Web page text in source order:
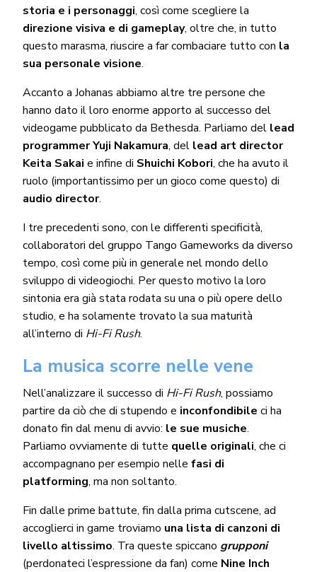
storia e i personaggi, così come scegliere la
direzione visiva e di gameplay, oltre che, in tutto
questo marasma, riuscire a far combaciare tutto con la
sua personale visione.
Accanto a Johanas abbiamo altre tre persone che
hanno dato il loro enorme apporto al successo del
videogame pubblicato da Bethesda. Parliamo del lead
programmer Yuji Nakamura, del lead art director
Keita Sakai e infine di Shuichi Kobori, che ha avuto il
ruolo (importantissimo per un gioco come questo) di
audio director.
I tre precedenti sono, con le differenti specificità,
collaboratori del gruppo Tango Gameworks da diverso
tempo, così come più in generale nel mondo dello
sviluppo di videogiochi. Per questo motivo la loro
sintonia era già stata rodata su una o più opere dello
studio, e ha solamente trovato la sua maturità
all’interno di Hi-Fi Rush.
La musica scorre nelle vene
Nell’analizzare il successo di Hi-Fi Rush, possiamo
partire da ciò che di stupendo e inconfondibile ci ha
donato fin dal menu di avvio: le sue musiche.
Parliamo ovviamente di tutte quelle originali, che ci
accompagnano per esempio nellefasi di
platforming, ma non soltanto.
Fin dalle prime battute, fin dalla prima cutscene, ad
accoglierci in game troviamo una lista di canzoni di
livello altissimo. Tra queste spiccano grupponi
(perdonateci l’espressione da fan) come Nine Inch